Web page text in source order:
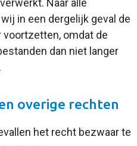
Naar alle
in een dergelijk geval de
omdat de
dan niet langer
overige rechten
het recht bezwaar te